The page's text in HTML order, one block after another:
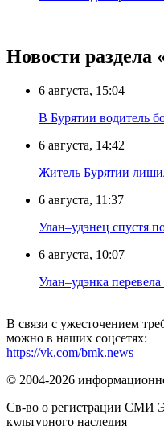
Новости раздела
6 августа, 15:04
В Бурятии водитель
6 августа, 14:42
Житель Бурятии
6 августа, 11:37
Улан–удэнец спустя
6 августа, 10:07
Улан–удэнка
В связи с ужесточением
можно в наших соцсетях:
https://vk.com/bmk.news
© 2004-2026
Св-во о регистрации СМИ
культурного наследия